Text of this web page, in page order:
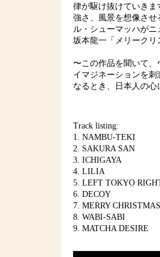
律が駆け抜けていき
強さ、風景を想像さ
ル・シューマッハがニ
坂本龍一「メリークリ
〜この作品を聞いて
イマジネーションを
なるとき、日本人の
Track listing:
1. NAMBU-TEKI
2. SAKURA SAN
3. ICHIGAYA
4. LILIA
5. LEFT TOKYO
6. DECOY
7. MERRY
8. WABI-SABI
9. MATCHA DESIRE